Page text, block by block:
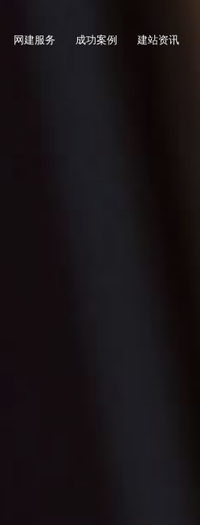
网建服务 成功案例 建站资讯